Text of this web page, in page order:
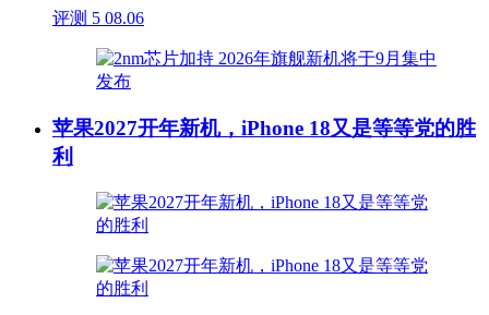
评测 5 08.06
苹果2027开年新机，iPhone 18又是等等党的胜
利